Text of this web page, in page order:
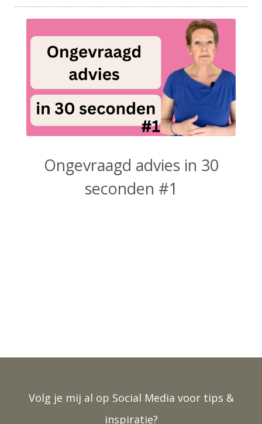
Ongevraagd advies in 30
seconden #1
Volg je mij al op Social Media voor tips &
inspiratie?